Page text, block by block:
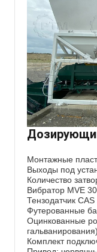
Монтажные
Выходы под
Количество
Вибратор MVE
Тензодатчик
Футерованные
Оцинкованные
гальванирования)
Комплект